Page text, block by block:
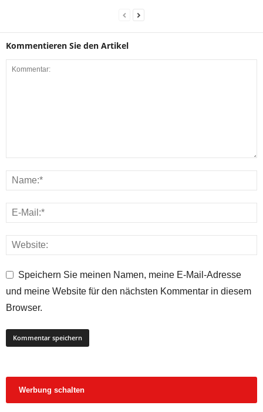
Kommentieren Sie den Artikel
Speichern Sie meinen Namen, meine E-Mail-Adresse
und meine Website für den nächsten Kommentar in diesem
Browser.
Werbung schalten